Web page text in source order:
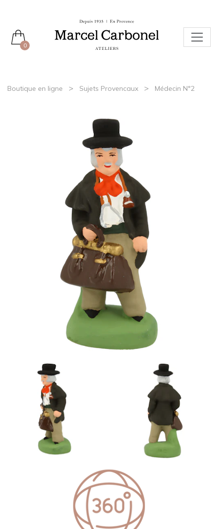
0
Boutique en ligne > Sujets Provencaux > Médecin N°2